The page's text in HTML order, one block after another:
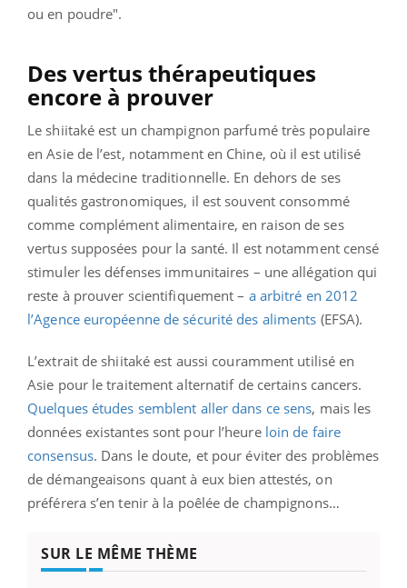
ou en poudre".
Des vertus thérapeutiques
encore à prouver
Le shiitaké est un champignon parfumé très populaire
en Asie de l’est, notamment en Chine, où il est utilisé
dans la médecine traditionnelle. En dehors de ses
qualités gastronomiques, il est souvent consommé
comme complément alimentaire, en raison de ses
vertus supposées pour la santé. Il est notamment censé
stimuler les défenses immunitaires – une allégation qui
reste à prouver scientifiquement – a arbitré en 2012
l’Agence européenne de sécurité des aliments (EFSA).
L’extrait de shiitaké est aussi couramment utilisé en
Asie pour le traitement alternatif de certains cancers.
Quelques études semblent aller dans ce sens, mais les
données existantes sont pour l’heure loin de faire
consensus. Dans le doute, et pour éviter des problèmes
de démangeaisons quant à eux bien attestés, on
préférera s’en tenir à la poêlée de champignons…
SUR LE MÊME THÈME